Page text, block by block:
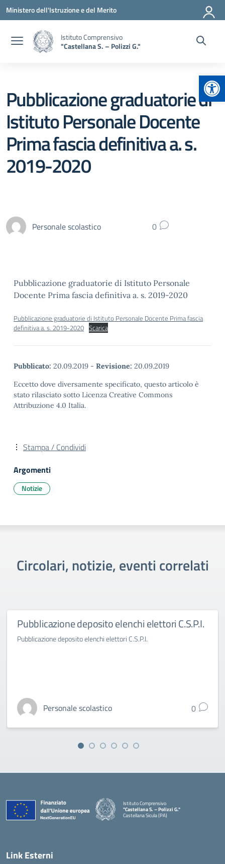
Vai ai contenuti
Vai al menu di navigazione
Vai al footer
Ministero dell'Istruzione e del Merito
Istituto Comprensivo
"Castellana S. – Polizzi G."
Pubblicazione graduatorie di
Istituto Personale Docente
Prima fascia definitiva a. s.
2019-2020
Personale scolastico 0
Pubblicazione graduatorie di Istituto Personale
Docente Prima fascia definitiva a. s. 2019-2020
Pubblicazione graduatorie di Istituto Personale Docente Prima fascia
definitiva a. s. 2019-2020 Scarica
Pubblicato: 20.09.2019 - Revisione: 20.09.2019
Eccetto dove diversamente specificato, questo articolo è
stato rilasciato sotto Licenza Creative Commons
Attribuzione 4.0 Italia.
Stampa / Condividi
Argomenti
Notizie
Circolari, notizie, eventi correlati
Pubblicazione deposito elenchi elettori C.S.P.I.
Pubblicazione deposito elenchi elettori C.S.P.I.
Personale scolastico 0
Istituto Comprensivo
"Castellana S. – Polizzi G."
Castellana Sicula (PA)
Link Esterni